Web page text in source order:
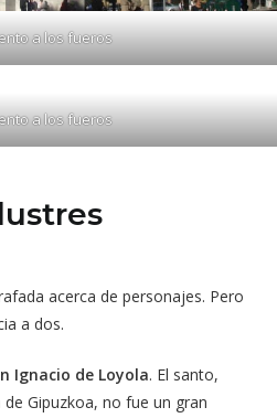
a los fueros
a los fueros
acerca de personajes. Pero
a dos.
Ignacio de Loyola. El santo,
Gipuzkoa, no fue un gran